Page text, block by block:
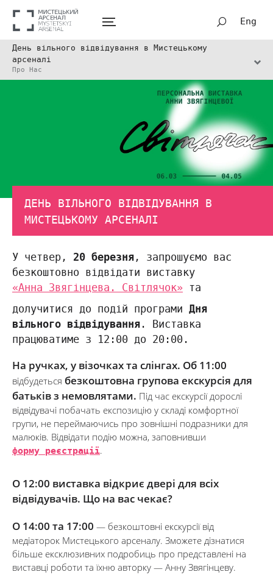
Eng
День вільного відвідування в Мистецькому
арсеналі
Про Нас
ДЕНЬ ВІЛЬНОГО ВІДВІДУВАННЯ В
МИСТЕЦЬКОМУ АРСЕНАЛІ
У четвер, 20 березня, запрошуємо вас
безкоштовно відвідати виставку
«Анна Звягінцева. Світлячок» та
долучитися до подій програми Дня
вільного відвідування. Виставка
працюватиме з 12:00 до 20:00.
На ручках, у візочках та слінгах. Об 11:00
відбудеться безкоштовна групова екскурсія для
батьків з немовлятами. Під час екскурсії дорослі
відвідувачі побачать експозицію у складі комфортної
групи, не переймаючись про зовнішні подразники для
малюків. Відвідати подію можна, заповнивши
форму реєстрації.
О 12:00 виставка відкриє двері для всіх
відвідувачів. Що на вас чекає?
О 14:00 та 17:00 — безкоштовні екскурсії від
медіаторок Мистецького арсеналу. Зможете дізнатися
більше ексклюзивних подробиць про представлені на
виставці роботи та їхню авторку — Анну Звягінцеву.